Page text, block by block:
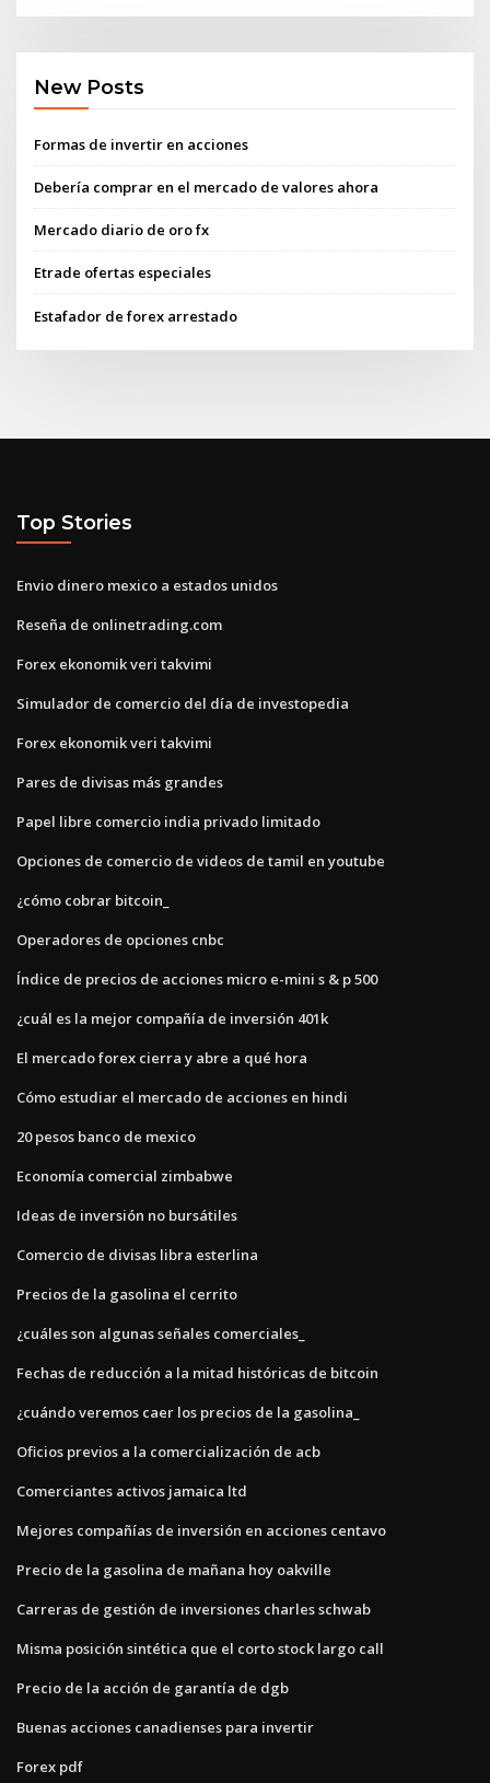
New Posts
Formas de invertir en acciones
Debería comprar en el mercado de valores ahora
Mercado diario de oro fx
Etrade ofertas especiales
Estafador de forex arrestado
Top Stories
Envio dinero mexico a estados unidos
Reseña de onlinetrading.com
Forex ekonomik veri takvimi
Simulador de comercio del día de investopedia
Forex ekonomik veri takvimi
Pares de divisas más grandes
Papel libre comercio india privado limitado
Opciones de comercio de videos de tamil en youtube
¿cómo cobrar bitcoin_
Operadores de opciones cnbc
Índice de precios de acciones micro e-mini s & p 500
¿cuál es la mejor compañía de inversión 401k
El mercado forex cierra y abre a qué hora
Cómo estudiar el mercado de acciones en hindi
20 pesos banco de mexico
Economía comercial zimbabwe
Ideas de inversión no bursátiles
Comercio de divisas libra esterlina
Precios de la gasolina el cerrito
¿cuáles son algunas señales comerciales_
Fechas de reducción a la mitad históricas de bitcoin
¿cuándo veremos caer los precios de la gasolina_
Oficios previos a la comercialización de acb
Comerciantes activos jamaica ltd
Mejores compañías de inversión en acciones centavo
Precio de la gasolina de mañana hoy oakville
Carreras de gestión de inversiones charles schwab
Misma posición sintética que el corto stock largo call
Precio de la acción de garantía de dgb
Buenas acciones canadienses para invertir
Forex pdf